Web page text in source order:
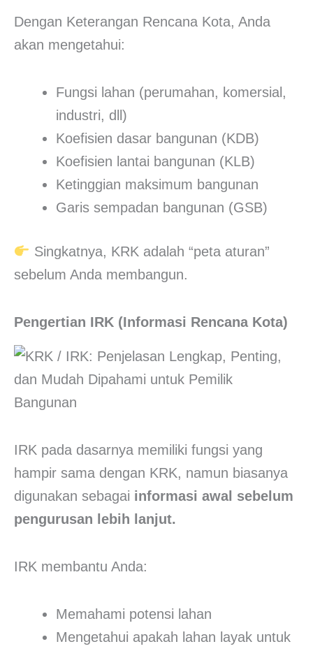
Dengan Keterangan Rencana Kota, Anda
akan mengetahui:
Fungsi lahan (perumahan, komersial,
industri, dll)
Koefisien dasar bangunan (KDB)
Koefisien lantai bangunan (KLB)
Ketinggian maksimum bangunan
Garis sempadan bangunan (GSB)
Singkatnya, KRK adalah “peta aturan”
sebelum Anda membangun.
Pengertian IRK (Informasi Rencana Kota)
IRK pada dasarnya memiliki fungsi yang
hampir sama dengan KRK, namun biasanya
digunakan sebagai informasi awal sebelum
pengurusan lebih lanjut.
IRK membantu Anda:
Memahami potensi lahan
Mengetahui apakah lahan layak untuk